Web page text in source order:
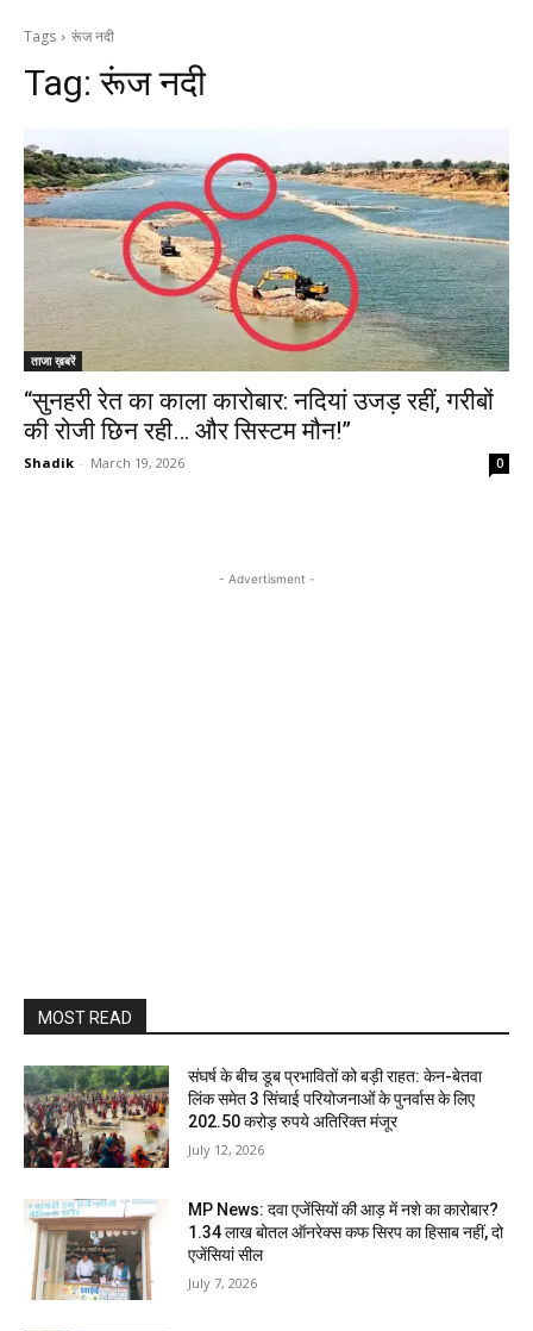
Tags रूंज नदी
Tag:रूंज नदी
ताजा ख़बरें
“सुनहरी रेत का काला कारोबार: नदियां उजड़ रहीं, गरीबों
की रोजी छिन रही… और सिस्टम मौन!”
Shadik - March 19, 2026 0
- Advertisment -
MOST READ
संघर्ष के बीच डूब प्रभावितों को बड़ी राहत: केन-बेतवा
लिंक समेत 3 सिंचाई परियोजनाओं के पुनर्वास के लिए
202.50 करोड़ रुपये अतिरिक्त मंजूर
July 12, 2026
MP News: दवा एजेंसियों की आड़ में नशे का कारोबार?
1.34 लाख बोतल ऑनरेक्स कफ सिरप का हिसाब नहीं, दो
एजेंसियां सील
July 7, 2026